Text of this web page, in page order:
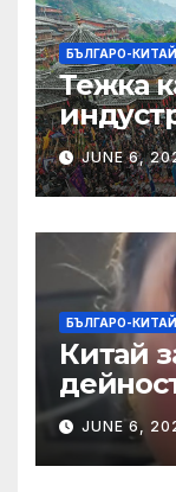
БЪЛГАРО-
Тежка
алианс
JUNE 6,
БЪЛГАРО-
Китай
JUNE 6,